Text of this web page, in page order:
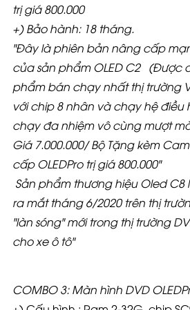
trị giá 800.000
+) Bảo hành: 18 tháng.
"Đây là phiên bản nâng cấp
của sản phẩm OLED C2 (Được
phẩm bán chạy nhất thị trường
với chip 8 nhân và chạy hệ điều
chạy đa nhiệm vô cùng mượt
Giá 7.000.000/ Bộ Tặng kèm
cấp OLEDPro trị giá 800.000"
Sản phẩm thương hiệu Oled C8
ra mắt tháng 6/2020 trên thị
"làn sóng" mới trong thị trường
cho xe ô tô"
COMBO 3: Màn hình DVD